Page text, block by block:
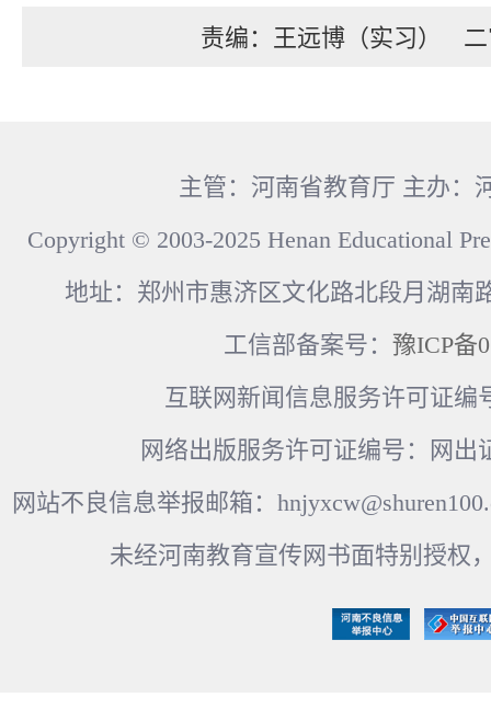
责编：王远博（实习）
主管：河南省教育厅 主办：
Copyright © 2003-2025 Henan Educational
地址：郑州市惠济区文化路北段月湖南
工信部备案号： 豫ICP备
互联网新闻信息服务许可证编
网络出版服务许可证编号：网出
网站不良信息举报邮箱：
未经河南教育宣传网书面特别授权